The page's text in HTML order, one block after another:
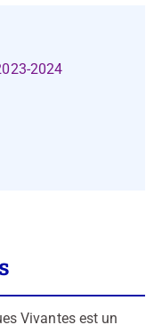
2024
Vivantes est un